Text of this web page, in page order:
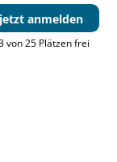
jetzt anmelden
von 25 Plätzen frei